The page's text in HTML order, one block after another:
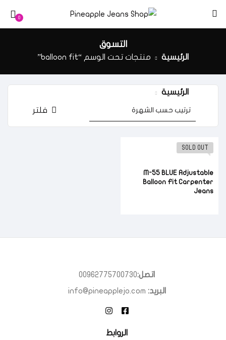
0
التسوق
الرئيسية منتجات تحت الوسم “balloon fit”
الرئيسية
فلتر
SOLD OUT
M-55 BLUE Adjustable
Balloon Fit Carpenter
Jeans
اتصل:00962775700730
البريد:
الروابط